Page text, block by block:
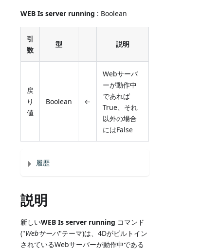
WEB Is server running : Boolean
引
数
型 説明
戻
り
値
Boolean ←
Webサーバ
ーが動作中
であれば
True、それ
以外の場合
にはFalse
履歴
説明
新しいWEB Is server running コマンド
("Webサーバ"テーマ)は、4Dがビルトイン
されているWebサーバーが動作中である